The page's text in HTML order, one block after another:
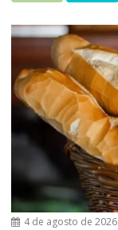
4 de agosto de 2026